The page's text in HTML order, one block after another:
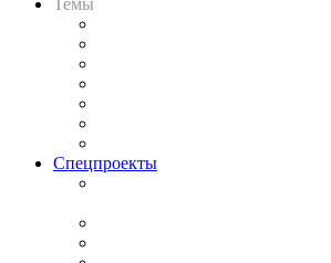
Спецпроекты